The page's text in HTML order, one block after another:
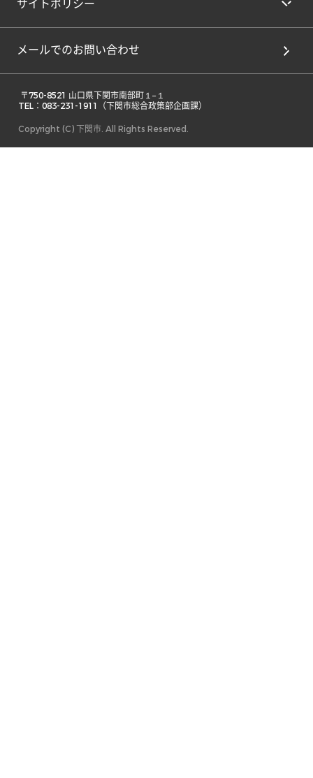
サイトポリシー
メールでのお問い合わせ
TEL：083-231-1911（下関市総合政策部企画課）
Copyright (C) 下関市. All Rights Reserved.